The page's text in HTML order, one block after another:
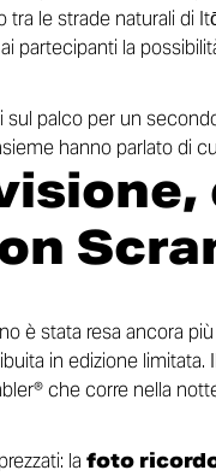
tra le strade naturali di
partecipanti la
sul palco per un
hanno parlato di
è stata resa ancora
in edizione
che corre nella
la foto